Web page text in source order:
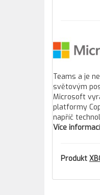
Teams a je
světovým
Microsoft
platformy
napříč
Více
Produkt